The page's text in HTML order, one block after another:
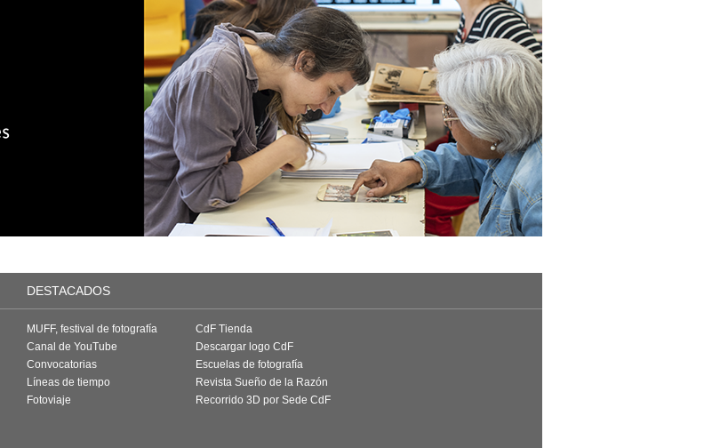
DESTACADOS
MUFF, festival de fotografía
Canal de YouTube
Convocatorias
Líneas de tiempo
Fotoviaje
CdF Tienda
Descargar logo CdF
Escuelas de fotografía
Revista Sueño de la Razón
Recorrido 3D por Sede CdF